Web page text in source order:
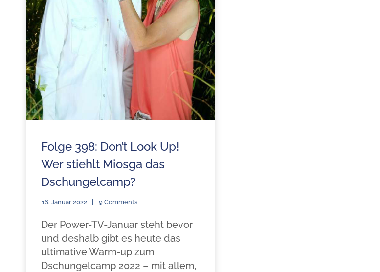
Folge 398: Don’t Look Up!
Wer stiehlt Miosga das
Dschungelcamp?
16. Januar 2022 9 Comments
Der Power-TV-Januar steht bevor
und deshalb gibt es heute das
ultimative Warm-up zum
Dschungelcamp 2022 – mit allem,